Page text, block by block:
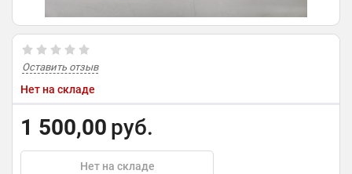
Оставить отзыв
Нет на складе
1 500,00 руб.
Нет на складе